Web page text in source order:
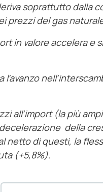
soprattutto dalla
prezzi del gas
in valore accelera e
all’import (la più
della
netto di questi, la
(+5,8%).